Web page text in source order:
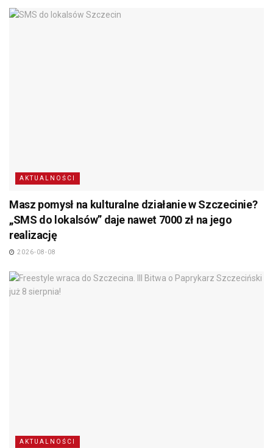
AKTUALNOŚCI
Masz pomysł na kulturalne działanie w Szczecinie?
„SMS do lokalsów” daje nawet 7000 zł na jego
realizację
2026-08-08
AKTUALNOŚCI